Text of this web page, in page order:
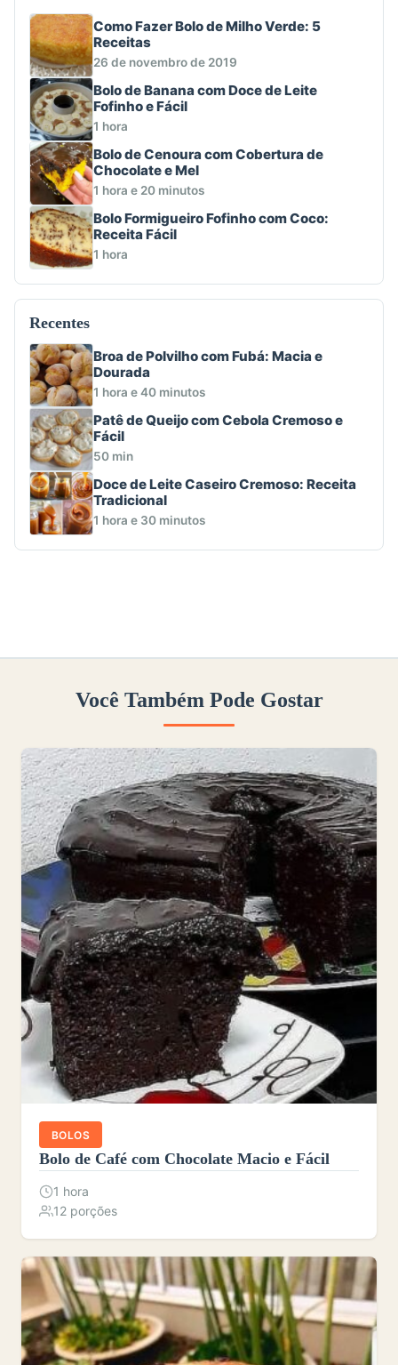
Como Fazer Bolo de Milho Verde: 5
Receitas
26 de novembro de 2019
Bolo de Banana com Doce de Leite
Fofinho e Fácil
1 hora
Bolo de Cenoura com Cobertura de
Chocolate e Mel
1 hora e 20 minutos
Bolo Formigueiro Fofinho com Coco:
Receita Fácil
1 hora
Recentes
Broa de Polvilho com Fubá: Macia e
Dourada
1 hora e 40 minutos
Patê de Queijo com Cebola Cremoso e
Fácil
50 min
Doce de Leite Caseiro Cremoso: Receita
Tradicional
1 hora e 30 minutos
Você Também Pode Gostar
BOLOS
Bolo de Café com Chocolate Macio e Fácil
1 hora
12 porções